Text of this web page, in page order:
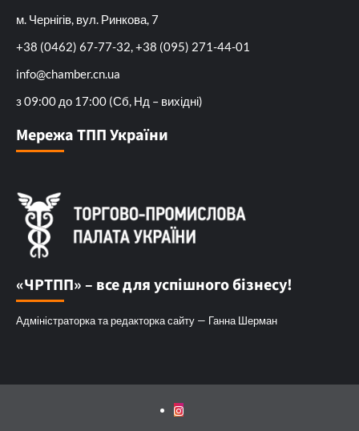
м. Чернігів, вул. Ринкова, 7
+38 (0462) 67-77-32, +38 (095) 271-44-01
info@chamber.cn.ua
з 09:00 до 17:00 (Сб, Нд – вихідні)
Мережа ТПП України
«ЧРТПП» – все для успішного бізнесу!
Адміністраторка та редакторка сайту — Ганна Шерман
Instagram